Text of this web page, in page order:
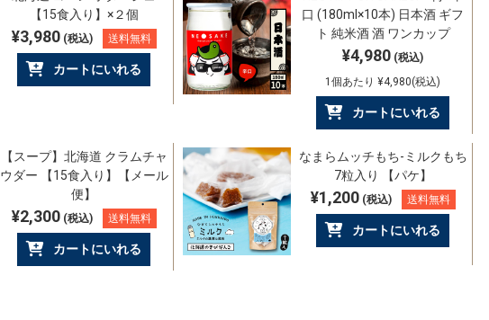
【15食入り】×２個
¥3,980(税込) 送料無料
カートにいれる
口 (180ml×10本) 日本酒 ギフ
ト 純米酒 酒 ワンカップ
¥4,980 (税込)
1個あたり ¥4,980(税込)
カートにいれる
【スープ】北海道 クラムチャ
ウダー 【15食入り】【メール
便】
¥2,300(税込) 送料無料
カートにいれる
なまらムッチもち-ミルクもち
7粒入り 【パケ】
¥1,200(税込) 送料無料
カートにいれる